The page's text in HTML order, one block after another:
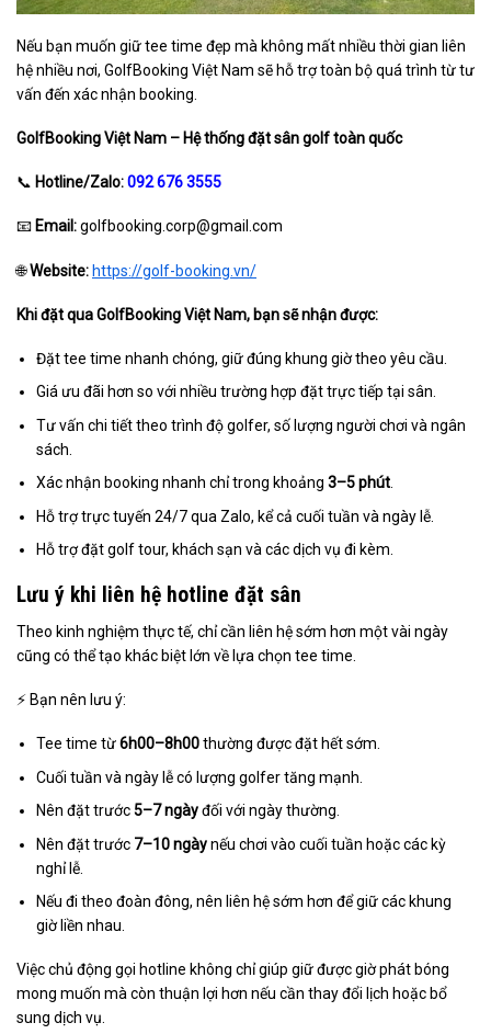
Nếu bạn muốn giữ tee time đẹp mà không mất nhiều thời gian liên
hệ nhiều nơi, GolfBooking Việt Nam sẽ hỗ trợ toàn bộ quá trình từ tư
vấn đến xác nhận booking.
GolfBooking Việt Nam – Hệ thống đặt sân golf toàn quốc
📞 Hotline/Zalo:092 676 3555
📧 Email:golfbooking.corp@gmail.com
🌐Website: https://golf-booking.vn/
Khi đặt qua GolfBooking Việt Nam, bạn sẽ nhận được:
Đặt tee time nhanh chóng, giữ đúng khung giờ theo yêu cầu.
Giá ưu đãi hơn so với nhiều trường hợp đặt trực tiếp tại sân.
Tư vấn chi tiết theo trình độ golfer, số lượng người chơi và ngân
sách.
Xác nhận booking nhanh chỉ trong khoảng3–5 phút
Hỗ trợ trực tuyến 24/7 qua Zalo, kể cả cuối tuần và ngày lễ.
Hỗ trợ đặt golf tour, khách sạn và các dịch vụ đi kèm.
Lưu ý khi liên hệ hotline đặt sân
Theo kinh nghiệm thực tế, chỉ cần liên hệ sớm hơn một vài ngày
cũng có thể tạo khác biệt lớn về lựa chọn tee time.
⚡ Bạn nên lưu ý:
Tee time từ6h00–8h00thường được đặt hết sớm.
Cuối tuần và ngày lễ có lượng golfer tăng mạnh.
Nên đặt trước5–7 ngàyđối với ngày thường.
Nên đặt trước 7–10 ngàynếu chơi vào cuối tuần hoặc các kỳ
nghỉ lễ.
Nếu đi theo đoàn đông, nên liên hệ sớm hơn để giữ các khung
giờ liền nhau.
Việc chủ động gọi hotline không chỉ giúp giữ được giờ phát bóng
mong muốn mà còn thuận lợi hơn nếu cần thay đổi lịch hoặc bổ
sung dịch vụ.